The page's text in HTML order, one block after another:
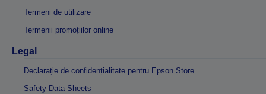
Termeni de utilizare
Termenii promoțiilor online
Legal
Declarație de confidențialitate pentru Epson Store
Safety Data Sheets